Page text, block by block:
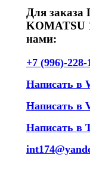
Для
KOMATSU
нами:
+7 (996)-228-
Написать в
Написать в
Написать в